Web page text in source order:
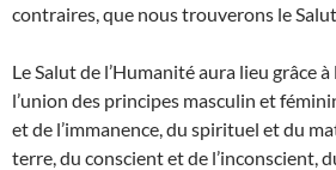
contraires, que nous trouverons le
Le Salut de l’Humanité aura lieu grâce à
l’union des principes masculin et
et de l’immanence, du spirituel et du
terre, du conscient et de l’inconscient,